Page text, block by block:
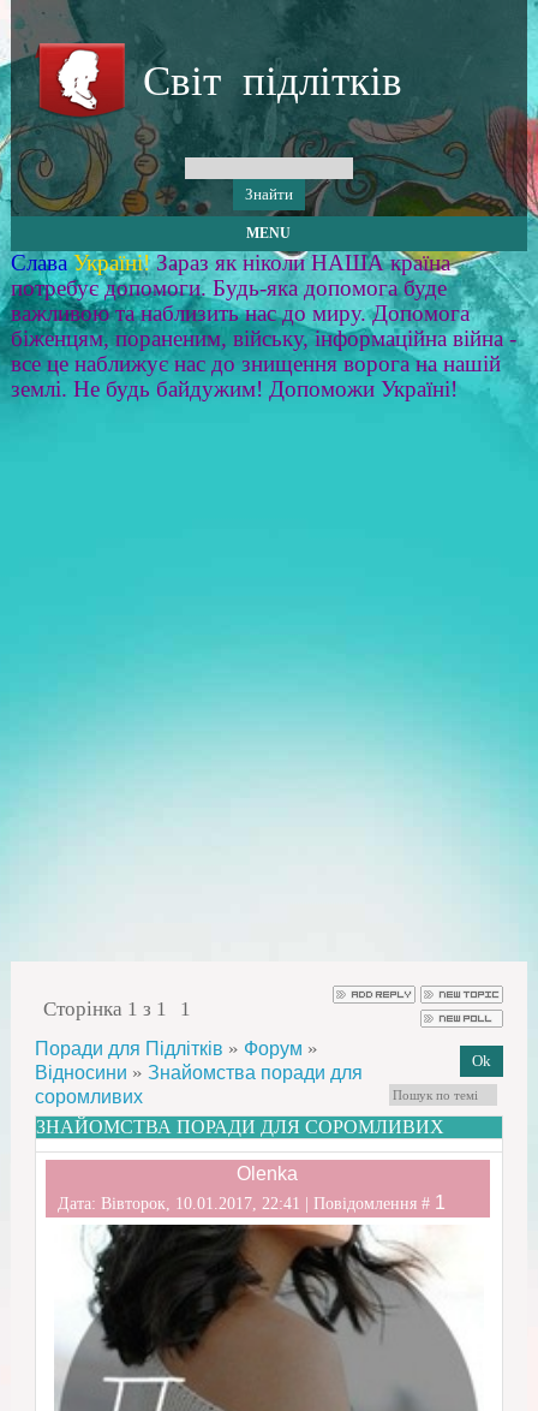
Світ підлітків
MENU
Слава Україні! Зараз як ніколи НАША країна
потребує допомоги. Будь-яка допомога буде
важливою та наблизить нас до миру. Допомога
біженцям, пораненим, війську, інформаційна війна -
все це наближує нас до знищення ворога на нашій
землі. Не будь байдужим! Допоможи Україні!
Сторінка 1 з 1 1
Поради для Підлітків » Форум »
Відносини » Знайомства поради для
соромливих
ЗНАЙОМСТВА ПОРАДИ ДЛЯ СОРОМЛИВИХ
Olenka
Дата: Вівторок, 10.01.2017, 22:41 | Повідомлення # 1